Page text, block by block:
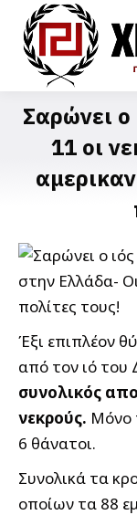
Σαρώνει ο
11 οι
Έξι επιπλέον
από τον ιό του
συνολικός
νεκρούς. Μόνο
6 θάνατοι.
Συνολικά τα
οποίων τα 88